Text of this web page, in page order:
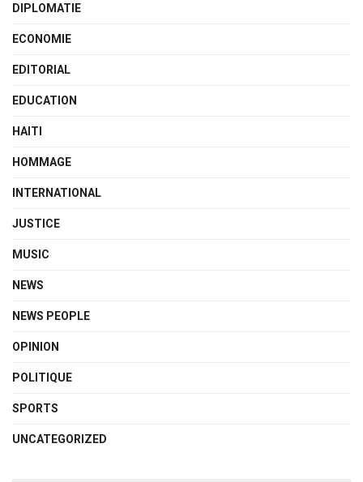
DIPLOMATIE
ECONOMIE
EDITORIAL
EDUCATION
HAITI
HOMMAGE
INTERNATIONAL
JUSTICE
MUSIC
NEWS
NEWS PEOPLE
OPINION
POLITIQUE
SPORTS
UNCATEGORIZED